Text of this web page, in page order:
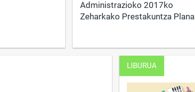
Administrazioko 2017ko
Zeharkako Prestakuntza Plana
LIBURUA